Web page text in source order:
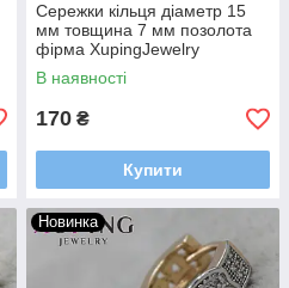
Сережки кільця діаметр 15
мм товщина 7 мм позолота
фірма XupingJewelry
сріблясті серця по колу з
камінням
В наявності
170 ₴
Купити
Новинка